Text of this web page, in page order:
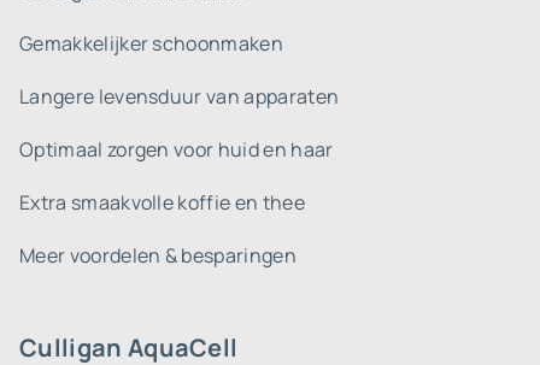
Culligan AquaCell
Gemakkelijker schoonmaken
Langere levensduur van apparaten
Optimaal zorgen voor huid en haar
Extra smaakvolle koffie en thee
Meer voordelen & besparingen